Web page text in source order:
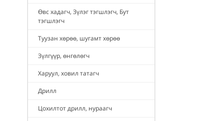
Өвс хадагч, Зүлэг тэгшлэгч, Бут
тэгшлэгч
Туузан хөрөө, шугамт хөрөө
Зүлгүүр, өнгөлөгч
Харуул, ховил татагч
Дрилл
Цохилтот дрилл, нураагч